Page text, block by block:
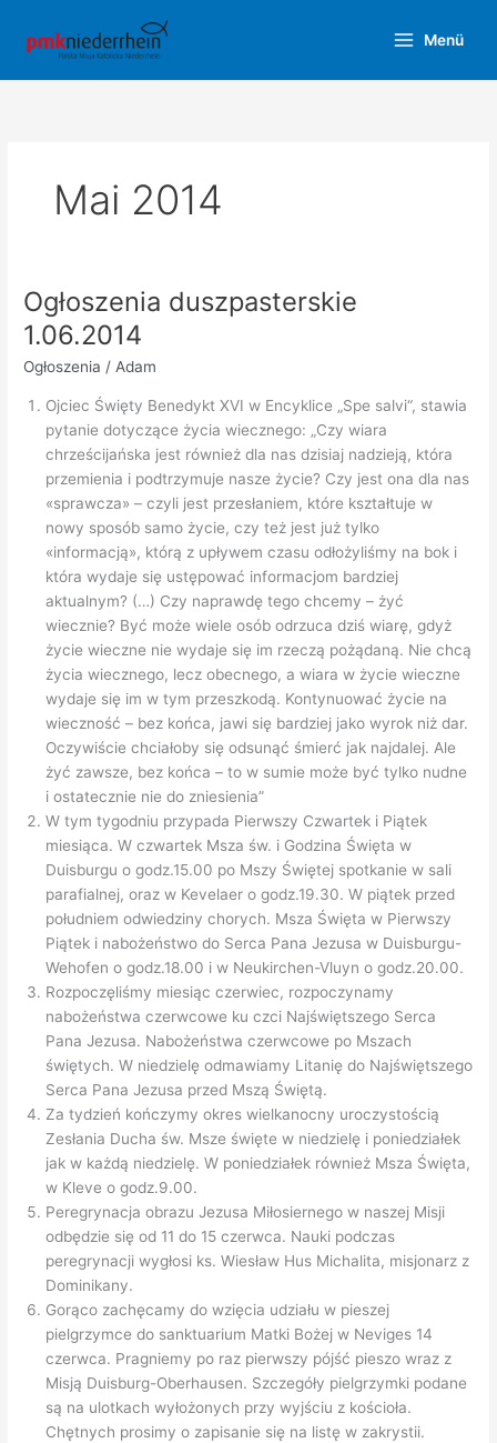
Inhalt
springen
Menü
Mai 2014
Ogłoszenia duszpasterskie
1.06.2014
Ogłoszenia /Adam
Ojciec Święty Benedykt XVI w Encyklice „Spe salvi“, stawia
pytanie dotyczące życia wiecznego: „Czy wiara
chrześcijańska jest również dla nas dzisiaj nadzieją, która
przemienia i podtrzymuje nasze życie? Czy jest ona dla nas
«sprawcza» – czyli jest przesłaniem, które kształtuje w
nowy sposób samo życie, czy też jest już tylko
«informacją», którą z upływem czasu odłożyliśmy na bok i
która wydaje się ustępować informacjom bardziej
aktualnym? (…) Czy naprawdę tego chcemy – żyć
wiecznie? Być może wiele osób odrzuca dziś wiarę, gdyż
życie wieczne nie wydaje się im rzeczą pożądaną. Nie chcą
życia wiecznego, lecz obecnego, a wiara w życie wieczne
wydaje się im w tym przeszkodą. Kontynuować życie na
wieczność – bez końca, jawi się bardziej jako wyrok niż dar.
Oczywiście chciałoby się odsunąć śmierć jak najdalej. Ale
żyć zawsze, bez końca – to w sumie może być tylko nudne
i ostatecznie nie do zniesienia”
W tym tygodniu przypada Pierwszy Czwartek i Piątek
miesiąca. W czwartek Msza św. i Godzina Święta w
Duisburgu o godz.15.00 po Mszy Świętej spotkanie w sali
parafialnej, oraz w Kevelaer o godz.19.30. W piątek przed
południem odwiedziny chorych. Msza Święta w Pierwszy
Piątek i nabożeństwo do Serca Pana Jezusa w Duisburgu-
Wehofen o godz.18.00 i w Neukirchen-Vluyn o godz.20.00.
Rozpoczęliśmy miesiąc czerwiec, rozpoczynamy
nabożeństwa czerwcowe ku czci Najświętszego Serca
Pana Jezusa. Nabożeństwa czerwcowe po Mszach
świętych. W niedzielę odmawiamy Litanię do Najświętszego
Serca Pana Jezusa przed Mszą Świętą.
Za tydzień kończymy okres wielkanocny uroczystością
Zesłania Ducha św. Msze święte w niedzielę i poniedziałek
jak w każdą niedzielę. W poniedziałek również Msza Święta,
w Kleve o godz.9.00.
Peregrynacja obrazu Jezusa Miłosiernego w naszej Misji
odbędzie się od 11 do 15 czerwca. Nauki podczas
peregrynacji wygłosi ks. Wiesław Hus Michalita, misjonarz z
Dominikany.
Gorąco zachęcamy do wzięcia udziału w pieszej
pielgrzymce do sanktuarium Matki Bożej w Neviges 14
czerwca. Pragniemy po raz pierwszy pójść pieszo wraz z
Misją Duisburg-Oberhausen. Szczegóły pielgrzymki podane
są na ulotkach wyłożonych przy wyjściu z kościoła.
Chętnych prosimy o zapisanie się na listę w zakrystii.